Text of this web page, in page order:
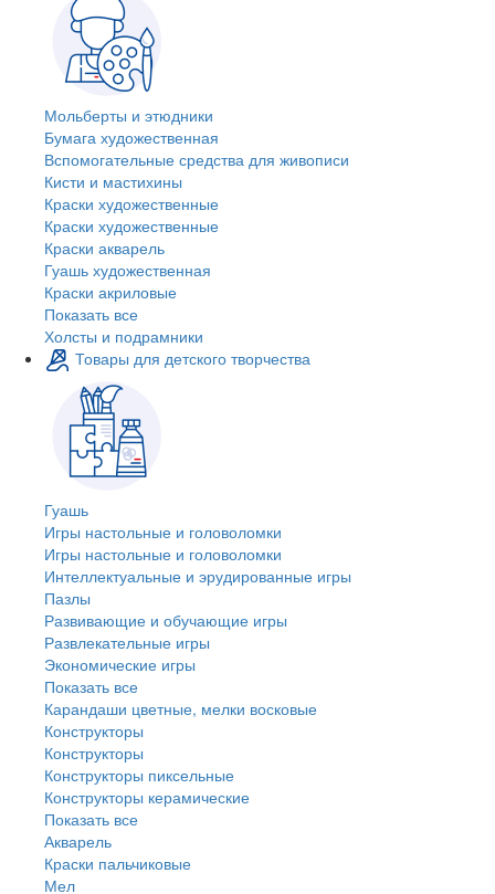
Мольберты и этюдники
Бумага художественная
Вспомогательные средства для живописи
Кисти и мастихины
Краски художественные
Краски художественные
Краски акварель
Гуашь художественная
Краски акриловые
Показать все
Холсты и подрамники
Товары для детского творчества
Гуашь
Игры настольные и головоломки
Игры настольные и головоломки
Интеллектуальные и эрудированные игры
Пазлы
Развивающие и обучающие игры
Развлекательные игры
Экономические игры
Показать все
Карандаши цветные, мелки восковые
Конструкторы
Конструкторы
Конструкторы пиксельные
Конструкторы керамические
Показать все
Акварель
Краски пальчиковые
Мел